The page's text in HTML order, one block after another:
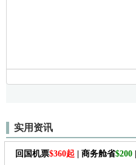
实用资讯
回国机票$360起 | 商务舱省$200